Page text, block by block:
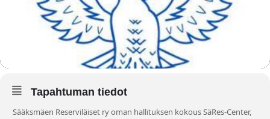
Tapahtuman tiedot
Sääksmäen Reserviläiset ry oman hallituksen kokous SäRes-Center,